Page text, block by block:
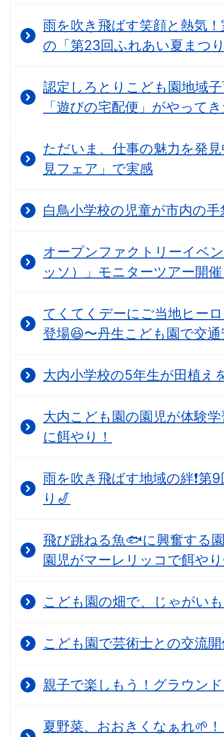
雨を吹き飛ばす笑顔と熱気
の「第23回ふれあい夏まつ
認定しろとりこども園地域
「遊びの宅配便」がやって
ただいま、仕事の魅力を発
見フェア」で実感
白鳥小学校の児童が市内の
オープンファクトリーイベ
ッソ）」モニターツアー開
てくてくデーにご当地ヒー
登場😆〜丹生こども園で交
大内小学校の5年生が田植え
大内こども園の園児が体験
に餌やり！
雨を吹き飛ばす地域の絆❗第
り🎷
飛び跳ねる魚🐟に興奮する
園児がマーレリッコで餌や
こども園の畑で、じゃがい
こども園で芸術士との交流
親子で楽しもう！グラウン
夏野菜、おおきくなぁれ🌱